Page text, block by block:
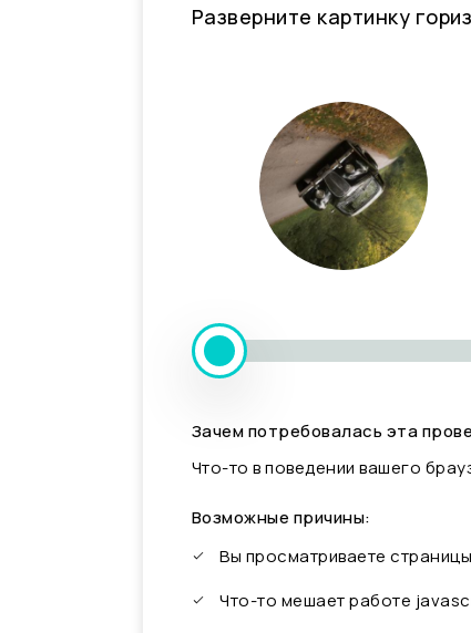
Разверните картинку
Зачем потребовалась эта
Что-то в поведении вашего
Возможные причины:
Вы просматриваете
Что-то мешает работе